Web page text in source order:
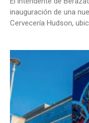
inauguración de una
Cervecería Hudson,